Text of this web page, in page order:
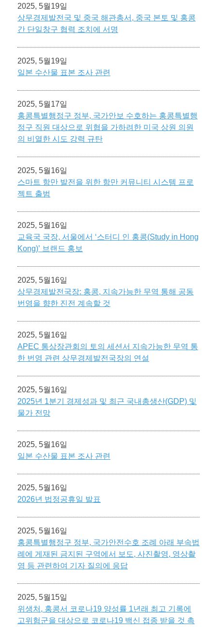
2025, 5월19일
상무경제발전국 및 중국 해관총서, 중국 본토 및 홍콩
간 단일창구 협력 조치에 서명
2025, 5월19일
일본 수산물 표본 조사 관련
2025, 5월17일
홍콩특별행정구 정부, 국가안보 수호하는 홍콩특별행
정구 직원 대상으로 위협을 가하려한 미국 상원 의원
의 비열한 시도 강력 규탄
2025, 5월16일
스마트 항만 발전을 위한 항만 커뮤니티 시스템 프로
젝트 출범
2025, 5월16일
교육국 국장, 서울에서 ‘스터디 인 홍콩(Study in Hong
Kong)’ 브랜드 홍보
2025, 5월16일
상무경제발전국장: 홍콩, 지속가능한 무역 통해 공동
번영을 향한 진전 계속할 것
2025, 5월16일
APEC 통상장관회의 토의 세션서 지속가능한 무역 통
한 번영 관련 상무경제발전국장의 연설
2025, 5월16일
2025년 1분기 경제성과 및 최근 국내총생산(GDP) 및
물가 전망
2025, 5월16일
일본 수산물 표본 조사 관련
2025, 5월16일
2026년 법정공휴일 발표
2025, 5월16일
홍콩특별행정구 정부, 국가안전수호 조례 아래 부속법
례에 게재된 금지된 구역에서 보도, 사진촬영, 영상촬
영 등 관련하여 기자 질의에 응답
2025, 5월15일
위생처, 홍콩서 코로나19 양성률 1년래 최고 기록에
고위험군을 대상으로 코로나19 백신 접종 받을 것 촉